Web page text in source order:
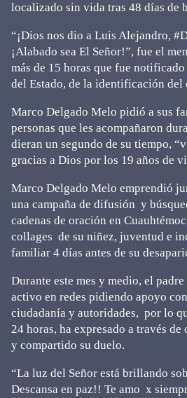
localizado sin vida tras 48 días de
“¡Dios nos dio a Luis Alejandro,
¡Alabado sea El Señor!”, fue el
más de 15 horas que fue
del Estado, de la identificación del
Marco Delgado Melo pidió a sus
personas que les acompañaron
dieran un segundo de su tiempo,
gracias a Dios por los 19 años de
Marco Delgado Melo emprendió
una campaña de difusión y
cadenas de oración en
collages de su niñez, juventud e
familiar 4 días antes de su
Durante este mes y medio, el
activo en redes pidiendo apoyo
ciudadanía y autoridades, por lo
24 horas, ha expresado a través
y compartido su duelo.
“La luz del Señor está brillando
Descansa en paz!! Te amo x